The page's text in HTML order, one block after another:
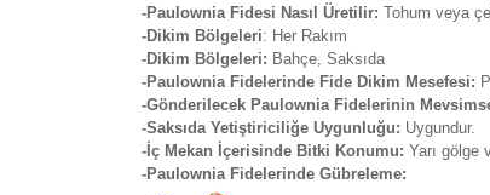
-Paulownia Fidesi Nasıl Üretilir: Tohum veya
-Dikim Bölgeleri: Her Rakım
-Dikim Bölgeleri: Bahçe, Saksıda
-Paulownia Fidelerinde Fide Dikim Mesefesi:
-Gönderilecek Paulownia Fidelerinin
-Saksıda Yetiştiriciliğe Uygunluğu: Uygundur.
-İç Mekan İçerisinde Bitki Konumu: Yarı gölge
-Paulownia Fidelerinde Gübreleme: